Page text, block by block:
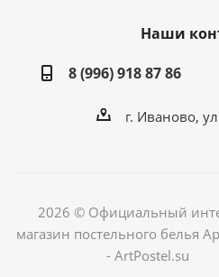
Наши
8 (996) 918 87 86
г. Иваново,
2026 © Официальный
магазин постельного белья
- ArtPostel.su